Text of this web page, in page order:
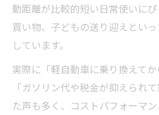
動距離が比較的短い日常使いに
買い物、子どもの送り迎えとい
しています。
実際に「軽自動車に乗り換えてか
「ガソリン代や税金が抑えられ
た声も多く、コストパフォーマ